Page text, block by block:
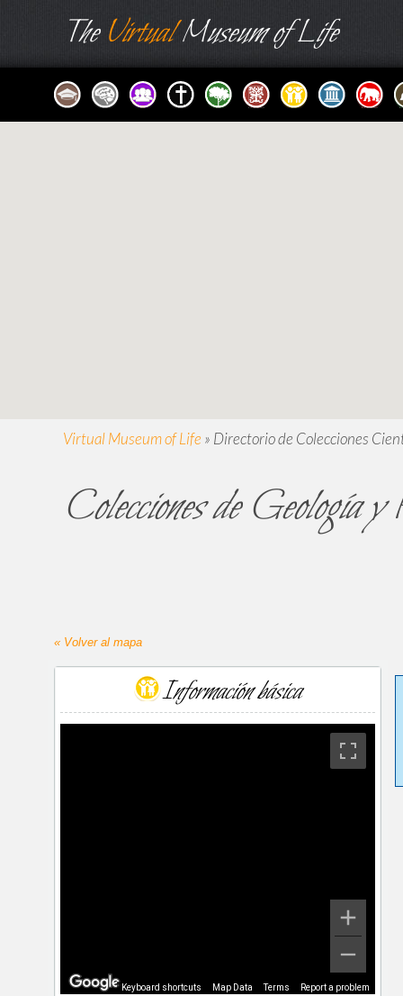
TheVirtualMuseum of Life
Virtual Museum of Life » Directorio de Colecciones
Colecciones de Geología
« Volver al mapa
Información básica
Keyboard shortcuts Map Data Terms Report a problem